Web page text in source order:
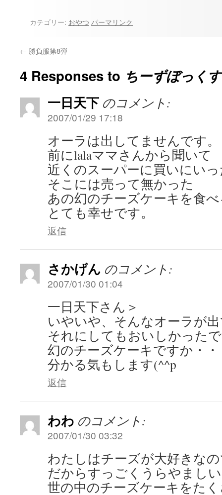
カテゴリー: おやつ パーマリンク
← 勝負服第8弾
4 Responses to ちーずぼっくす
一日天下 のコメント:
2007/01/29 17:18
オーラは出してませんです。
前にlalaママさんから聞いて
近くのスーパーに買いにい
そこには売って無かった
あの幻のチーズケーキを食
とても幸せです。
返信
さかげん のコメント:
2007/01/30 01:04
一日天下さん＞
いやいや、そんなオーラが
それにしてもおいしかった
幻のチーズケーキですか・・
分かる気もします(^^p
返信
わわ のコメント:
2007/01/30 03:32
わたしはチーズが大好きな
だからすっごくうらやまし
世の中のチーズケーキをた